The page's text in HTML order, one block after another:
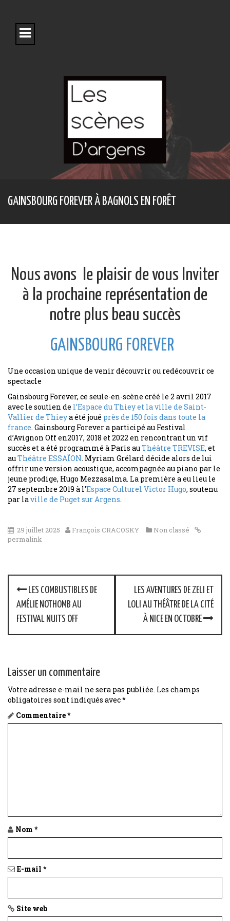
GAINSBOURG FOREVER À BAGNOLS EN FORÊT
Nous avons le plaisir de vous Inviter
à la prochaine représentation de
notre plus beau succès
GAINSBOURG FOREVER
Une occasion unique de venir découvrir ou redécouvrir ce
spectacle
Gainsbourg Forever, ce seule-en-scène créé le 2 avril 2017
avec le soutien de l’Espace du Thiey et la ville de Saint-
Vallier de Thieya été joué près de 150 fois dans toute la
france. Gainsbourg Forever a participé au Festival
d’Avignon Off en2017, 2018 et 2022 en rencontrant un vif
succès et a été programmé à Paris auThéâtre TREVISE, et
auThéâtre ESSAÏON. Myriam Grélard décide alors de lui
offrir une version acoustique, accompagnée au piano par le
jeune prodige, Hugo Mezzasalma. La première a eu lieu le
27 septembre 2019 à l’Espace Culturel Victor Hugo, soutenu
par laville de Puget sur Argens.
29 juillet 2025 François CRACOSKY
Non classé
permalink
n
a
v
i
o
LES COMBUSTIBLES DE
AMÉLIE NOTHOMB AU
FESTIVAL NUITS OFF
LES AVENTURES DE ZELI ET
LOLI AU THÉÂTRE DE LA CITÉ
À NICE EN OCTOBRE
Laisser un commentaire
Votre adresse e-mail ne sera pas publiée. Les champs
obligatoires sont indiqués avec*
Commentaire*
Nom *
E-mail *
Site web